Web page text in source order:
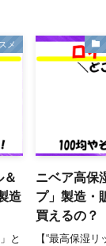
メ
＆
造
と
ニベア高保
プ」製造・
買えるの？
【“最高保湿